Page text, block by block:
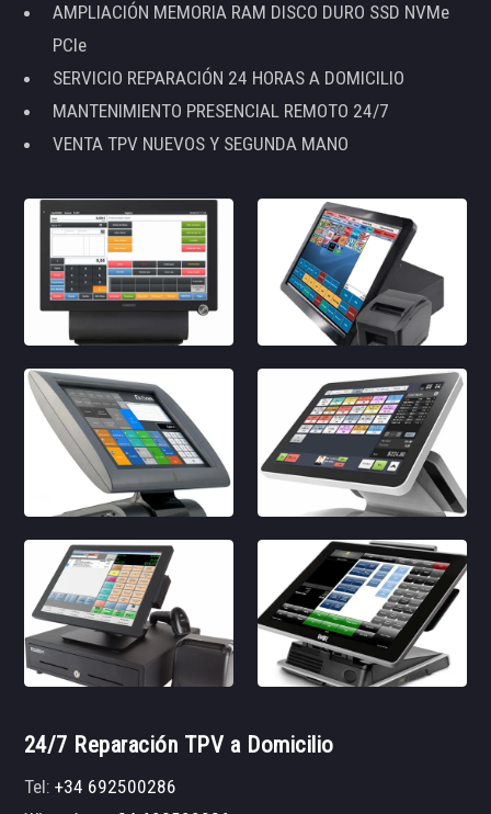
AMPLIACIÓN MEMORIA RAM DISCO DURO SSD NVMe
PCIe
SERVICIO REPARACIÓN 24 HORAS A DOMICILIO
MANTENIMIENTO PRESENCIAL REMOTO 24/7
VENTA TPV NUEVOS Y SEGUNDA MANO
24/7 Reparación TPV a Domicilio
Tel:+34 692500286